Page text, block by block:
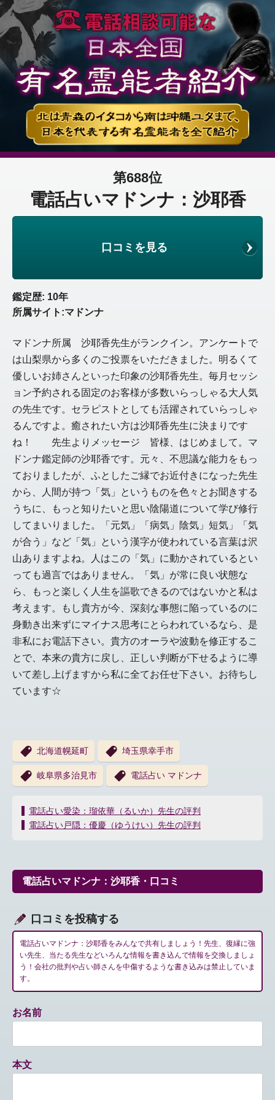
第688位
電話占いマドンナ：沙耶香
口コミを見る
鑑定歴: 10年
所属サイト:マドンナ
マドンナ所属 沙耶香先生がランクイン。アンケートで
は山梨県から多くのご投票をいただきました。明るくて
優しいお姉さんといった印象の沙耶香先生。毎月セッシ
ョン予約される固定のお客様が多数いらっしゃる大人気
の先生です。セラピストとしても活躍されていらっしゃ
るんですよ。癒されたい方は沙耶香先生に決まりです
ね！ 先生よりメッセージ 皆様、はじめまして。マ
ドンナ鑑定師の沙耶香です。元々、不思議な能力をもっ
ておりましたが、ふとしたご縁でお近付きになった先生
から、人間が持つ「気」というものを色々とお聞きする
うちに、もっと知りたいと思い陰陽道について学び修行
してまいりました。「元気」「病気」陰気」短気」「気
が合う」など「気」という漢字が使われている言葉は沢
山ありますよね。人はこの「気」に動かされているとい
っても過言ではありません。「気」が常に良い状態な
ら、もっと楽しく人生を謳歌できるのではないかと私は
考えます。もし貴方が今、深刻な事態に陥っているのに
身動き出来ずにマイナス思考にとらわれているなら、是
非私にお電話下さい。貴方のオーラや波動を修正するこ
とで、本来の貴方に戻し、正しい判断が下せるように導
いて差し上げますから私に全てお任せ下さい。お待ちし
ています☆
北海道幌延町 埼玉県幸手市
岐阜県多治見市 電話占い マドンナ
投
稿
ー
シ
ン
電話占い愛染：瑠依華（るいか）先生の評判
電話占い戸隠：優慶（ゆうけい）先生の評判
電話占いマドンナ：沙耶香・口コミ
口コミを投稿する
電話占いマドンナ：沙耶香をみんなで共有しましょう！先生、復縁に強
い先生、当たる先生などいろんな情報を書き込んで情報を交換しましょ
う！会社の批判や占い師さんを中傷するような書き込みは禁止していま
す。
お名前
本文